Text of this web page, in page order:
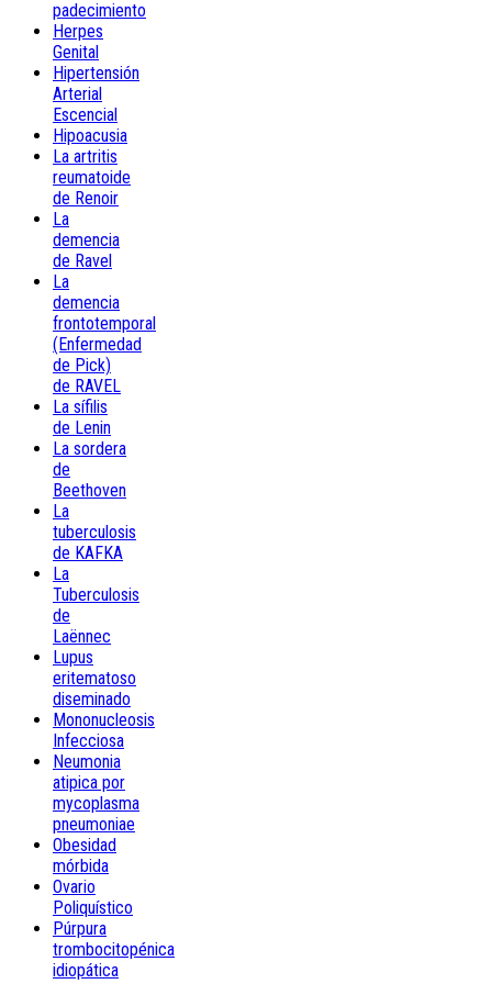
padecimiento
Herpes
Genital
Hipertensión
Arterial
Escencial
Hipoacusia
La artritis
reumatoide
de Renoir
La
demencia
de Ravel
La
demencia
frontotemporal
(Enfermedad
de Pick)
de RAVEL
La sífilis
de Lenin
La sordera
de
Beethoven
La
tuberculosis
de KAFKA
La
Tuberculosis
de
Laënnec
Lupus
eritematoso
diseminado
Mononucleosis
Infecciosa
Neumonia
atipica por
mycoplasma
pneumoniae
Obesidad
mórbida
Ovario
Poliquístico
Púrpura
trombocitopénica
idiopática